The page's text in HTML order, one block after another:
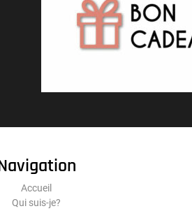
Accueil
Qui suis-je?